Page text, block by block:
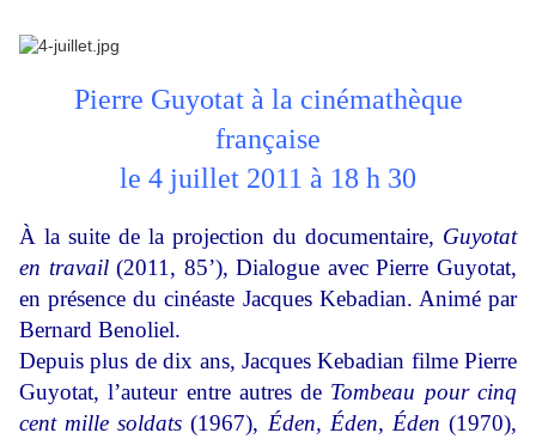
Pierre Guyotat à la cinémathèque
française
le 4 juillet 2011 à 18 h 30
À la suite de la projection du documentaire, Guyotat
en travail(2011, 85’), Dialogue avec Pierre Guyotat,
en présence du cinéaste Jacques Kebadian. Animé par
Bernard Benoliel.
Depuis plus de dix ans, Jacques Kebadian filme Pierre
Guyotat, l’auteur entre autres de Tombeau pour cinq
cent mille soldats (1967), Éden, Éden, Éden (1970),